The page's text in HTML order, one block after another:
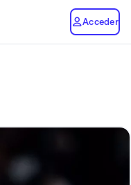
Acceder